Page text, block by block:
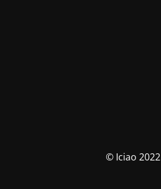
© Iciao 2022